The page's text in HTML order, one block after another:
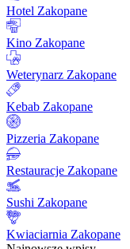
Hotel Zakopane
Kino Zakopane
Weterynarz Zakopane
Kebab Zakopane
Pizzeria Zakopane
Restauracje Zakopane
Sushi Zakopane
Kwiaciarnia Zakopane